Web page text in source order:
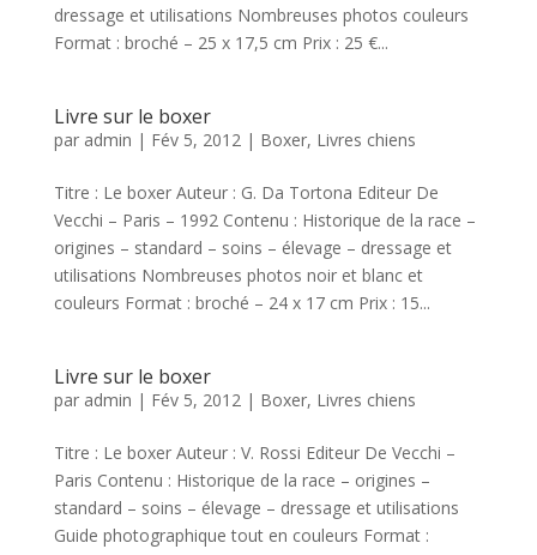
dressage et utilisations Nombreuses photos couleurs
Format : broché – 25 x 17,5 cm Prix : 25 €...
Livre sur le boxer
par admin | Fév 5, 2012| Boxer, Livres chiens
Titre : Le boxer Auteur : G. Da Tortona Editeur De
Vecchi – Paris – 1992 Contenu : Historique de la race –
origines – standard – soins – élevage – dressage et
utilisations Nombreuses photos noir et blanc et
couleurs Format : broché – 24 x 17 cm Prix : 15...
Livre sur le boxer
par admin | Fév 5, 2012| Boxer, Livres chiens
Titre : Le boxer Auteur : V. Rossi Editeur De Vecchi –
Paris Contenu : Historique de la race – origines –
standard – soins – élevage – dressage et utilisations
Guide photographique tout en couleurs Format :